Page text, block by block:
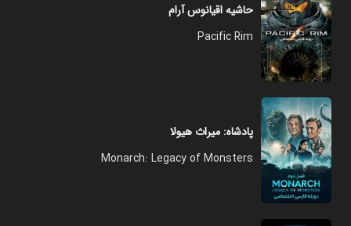
حاشیه اقیانوس آرام
Pacific Rim
پادشاه: میراث هیولا
Monarch: Legacy of Monsters